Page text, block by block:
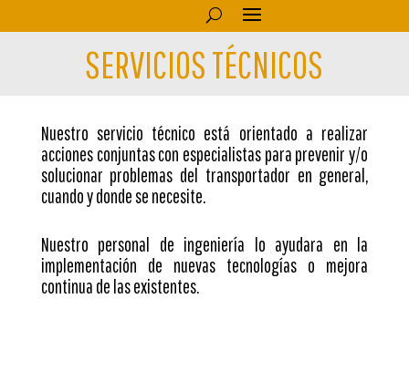
SERVICIOS TÉCNICOS
Nuestro servicio técnico está orientado a realizar
acciones conjuntas con especialistas para prevenir y/o
solucionar problemas del transportador en general,
cuando y donde se necesite.
Nuestro personal de ingeniería lo ayudara en la
implementación de nuevas tecnologías o mejora
continua de las existentes.